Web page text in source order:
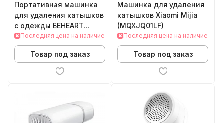
Портативная машинка
для удаления катышков
с одежды BEHEART
(MQ10)
Последняя цена на наличие
Товар под заказ
Машинка для удаления
катышков Xiaomi Mijia
(MQXJQ01LF)
Последняя цена на наличие
Товар под заказ